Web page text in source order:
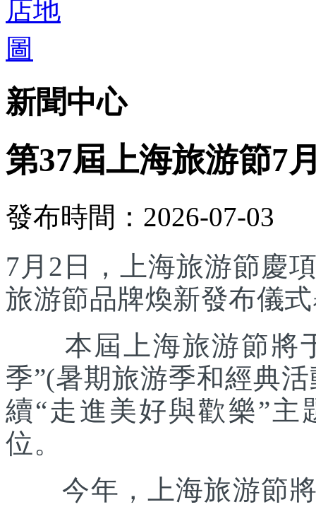
新聞中心
第37屆上海旅游節7
發布時間：2026-07-03
7月2日，上海旅游節慶
旅游節品牌煥新發布儀
本屆上海旅游節將于
季”(暑期旅游季和經典
續“走進美好與歡樂”主
位。
今年，上海旅游節將